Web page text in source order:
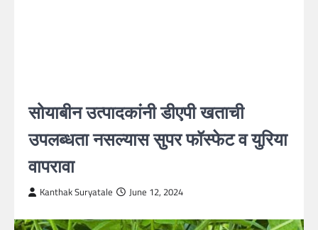
सोयाबीन उत्पादकांनी डीएपी खताची
उपलब्धता नसल्यास सुपर फॉस्फेट व युरिया
वापरावा
Kanthak Suryatale June 12, 2024